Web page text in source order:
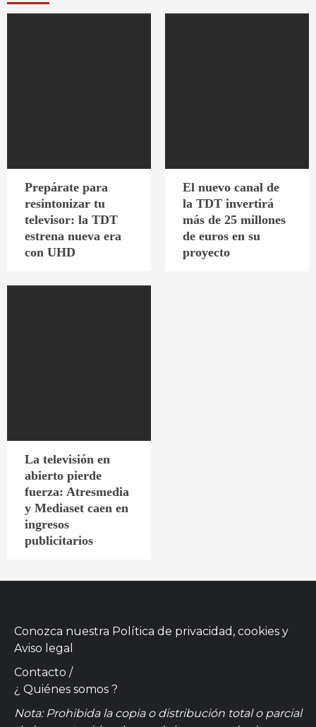
Prepárate para
resintonizar tu
televisor: la TDT
estrena nueva era
con UHD
El nuevo canal de
la TDT invertirá
más de 25 millones
de euros en su
proyecto
La televisión en
abierto pierde
fuerza: Atresmedia
y Mediaset caen en
ingresos
publicitarios
Conozca nuestra Política de privacidad, cookies y
Aviso legal
Contacto /
¿ Quiénes somos ?
Nota: Prohibida la copia o distribución total o parcial